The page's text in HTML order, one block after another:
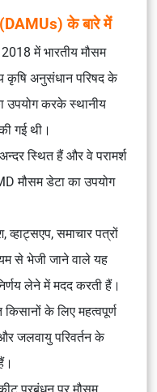
(DAMUs) के बारे में
में भारतीय मौसम
कृषि अनुसंधान परिषद के
उपयोग करके स्थानीय
गई थी।
स्थित हैं और वे परामर्श
मौसम डेटा का उपयोग
समाचार पत्रों
से भेजी जाने वाले यह
लेने में मदद करती हैं।
के लिए महत्वपूर्ण
जलवायु परिवर्तन के